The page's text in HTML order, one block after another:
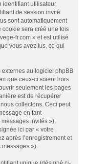
identifiant utilisateur
de session invité
sont automatiquement
sera créé une fois
fr.com » et est utilisé
vous avez lus, ce qui
au logiciel phpBB
que ceux-ci soient hors
seulement les pages
est de récupérer
collectons. Ceci peut
en tant
invités »),
ici par « votre
après l’enregistrement et
messages »).